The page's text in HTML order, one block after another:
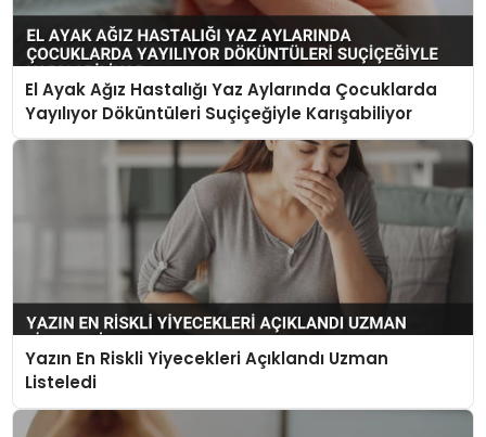
El Ayak Ağız Hastalığı Yaz Aylarında Çocuklarda
Yayılıyor Döküntüleri Suçiçeğiyle Karışabiliyor
Yazın En Riskli Yiyecekleri Açıklandı Uzman
Listeledi